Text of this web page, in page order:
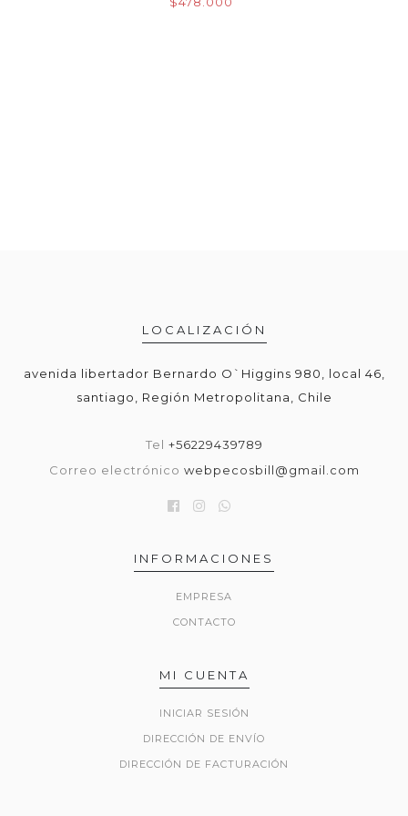
LOCALIZACIÓN
avenida libertador Bernardo O`Higgins 980, local 46,
santiago, Región Metropolitana, Chile
Tel +56229439789
Correo electrónico webpecosbill@gmail.com
INFORMACIONES
EMPRESA
CONTACTO
MI CUENTA
INICIAR SESIÓN
DIRECCIÓN DE ENVÍO
DIRECCIÓN DE FACTURACIÓN